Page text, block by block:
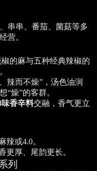
串串、番茄、菌菇等多
营。
椒的麻与五种经典辣椒的
辣而不燥”，汤色油润
“燥”的客群。
味香辛料交融，香气更立
辣或4.0。
更厚、尾韵更长。
列